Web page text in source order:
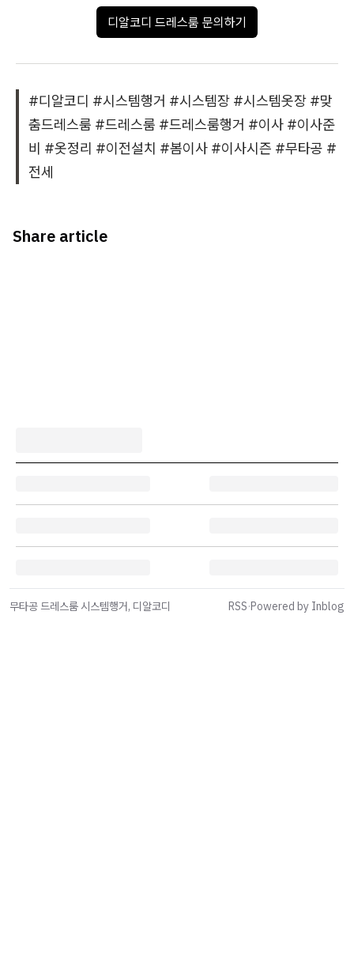
디알코디 드레스룸 문의하기
#디알코디 #시스템행거 #시스템장 #시스템옷장 #맞
춤드레스룸 #드레스룸 #드레스룸행거 #이사 #이사준
비 #옷정리 #이전설치 #봄이사 #이사시즌 #무타공 #
전세
Share article
무타공 드레스룸 시스템행거, 디알코디 RSS·Powered by Inblog